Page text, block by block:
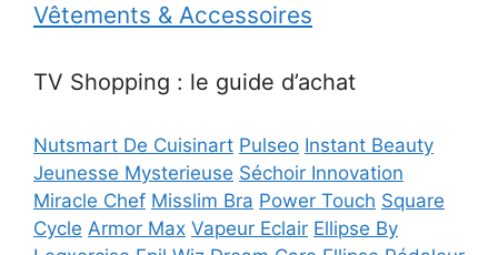
Vêtements & Accessoires
TV Shopping : le guide d’achat
Nutsmart De Cuisinart Pulseo Instant Beauty
Jeunesse Mysterieuse Séchoir Innovation
Miracle Chef Misslim Bra Power Touch Square
Cycle Armor Max Vapeur Eclair Ellipse By